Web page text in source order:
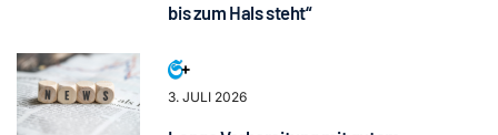
bis zum Hals steht“
3. JULI 2026